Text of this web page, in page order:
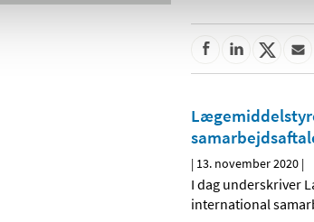
| 13. november 2020 |
I dag underskriver
international